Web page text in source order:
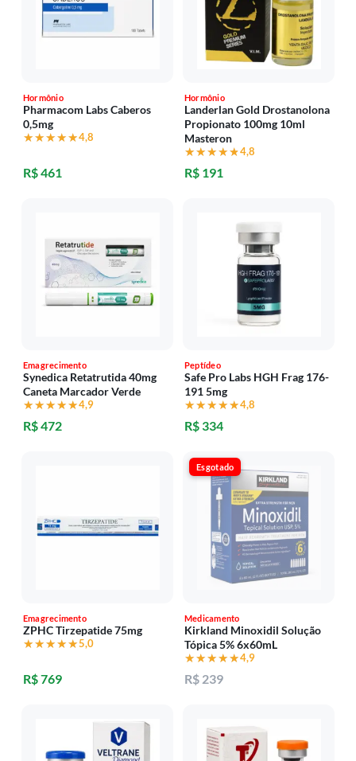
Hormônio
Pharmacom Labs Caberos
0,5mg
★★★★★
★★★★★4,8
R$ 461
Hormônio
Landerlan Gold Drostanolona
Propionato 100mg 10ml
Masteron
★★★★★
★★★★★4,8
R$ 191
Emagrecimento
Synedica Retatrutida 40mg
Caneta Marcador Verde
★★★★★
★★★★★4,9
R$ 472
Peptídeo
Safe Pro Labs HGH Frag 176-
191 5mg
★★★★★
★★★★★4,8
R$ 334
Emagrecimento
ZPHC Tirzepatide 75mg
★★★★★
★★★★★5,0
R$ 769
Esgotado
Medicamento
Kirkland Minoxidil Solução
Tópica 5% 6x60mL
★★★★★
★★★★★4,9
R$ 239